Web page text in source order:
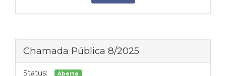
Chamada Pública 8/2025
Status: Aberta